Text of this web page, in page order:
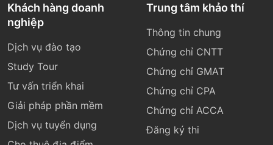
Khách hàng doanh
nghiệp
Dịch vụ đào tạo
Study Tour
Tư vấn triển khai
Giải pháp phần mềm
Dịch vụ tuyển dụng
Trung tâm khảo thí
Thông tin chung
Chứng chỉ CNTT
Chứng chỉ GMAT
Chứng chỉ CPA
Chứng chỉ ACCA
Đăng ký thi